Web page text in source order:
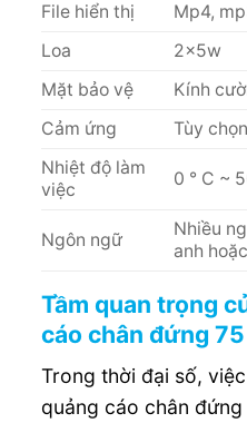
File hiển thị
Mp4,
Loa
2x5w
Mặt bảo vệ
Kính
Cảm ứng
Tùy chọn
Nhiệt độ làm
việc
0 ° C ~
Ngôn ngữ
Nhiều
anh
Tầm quan trọng
cáo chân đứng
Trong thời đại số,
quảng cáo chân